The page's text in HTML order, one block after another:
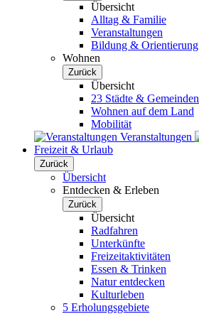
Übersicht
Alltag & Familie
Veranstaltungen
Bildung & Orientierung
Wohnen
Zurück
Übersicht
23 Städte & Gemeinden
Wohnen auf dem Land
Mobilität
Veranstaltungen
Freizeit & Urlaub
Zurück
Übersicht
Entdecken & Erleben
Zurück
Übersicht
Radfahren
Unterkünfte
Freizeitaktivitäten
Essen & Trinken
Natur entdecken
Kulturleben
5 Erholungsgebiete